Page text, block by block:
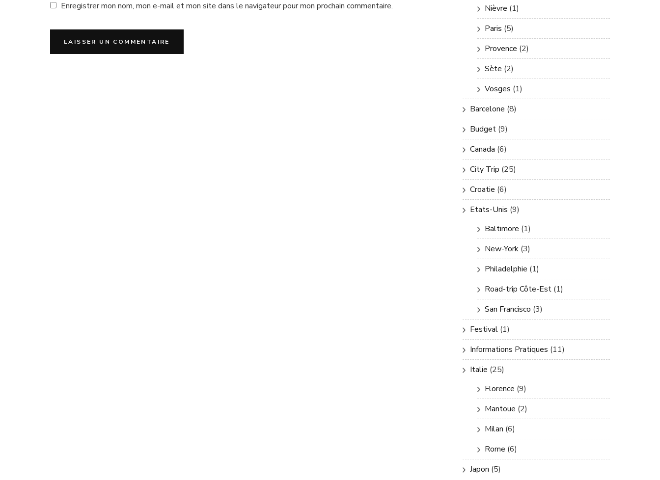
Enregistrer mon nom, mon e-mail et mon site dans le navigateur pour mon prochain commentaire.
Nièvre (1)
Paris (5)
Provence (2)
Sète (2)
Vosges (1)
Barcelone (8)
Budget (9)
Canada (6)
City Trip (25)
Croatie (6)
Etats-Unis (9)
Baltimore (1)
New-York (3)
Philadelphie (1)
Road-trip Côte-Est (1)
San Francisco (3)
Festival (1)
Informations Pratiques (11)
Italie (25)
Florence (9)
Mantoue (2)
Milan (6)
Rome (6)
Japon (5)